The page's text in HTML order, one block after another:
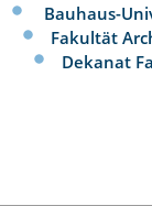
Bauhaus-
Fakultät
Dekanat